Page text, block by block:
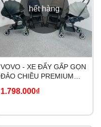
hết hàng
VOVO - XE ĐẨY GẤP GỌN
ĐẢO CHIỀU PREMIUM
1.798.000₫